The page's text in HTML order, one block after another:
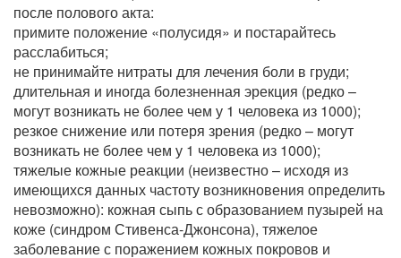
после полового акта:
примите положение «полусидя» и постарайтесь
расслабиться;
не принимайте нитраты для лечения боли в груди;
длительная и иногда болезненная эрекция (редко –
могут возникать не более чем у 1 человека из 1000);
резкое снижение или потеря зрения (редко – могут
возникать не более чем у 1 человека из 1000);
тяжелые кожные реакции (неизвестно – исходя из
имеющихся данных частоту возникновения определить
невозможно): кожная сыпь с образованием пузырей на
коже (синдром Стивенса-Джонсона), тяжелое
заболевание с поражением кожных покровов и